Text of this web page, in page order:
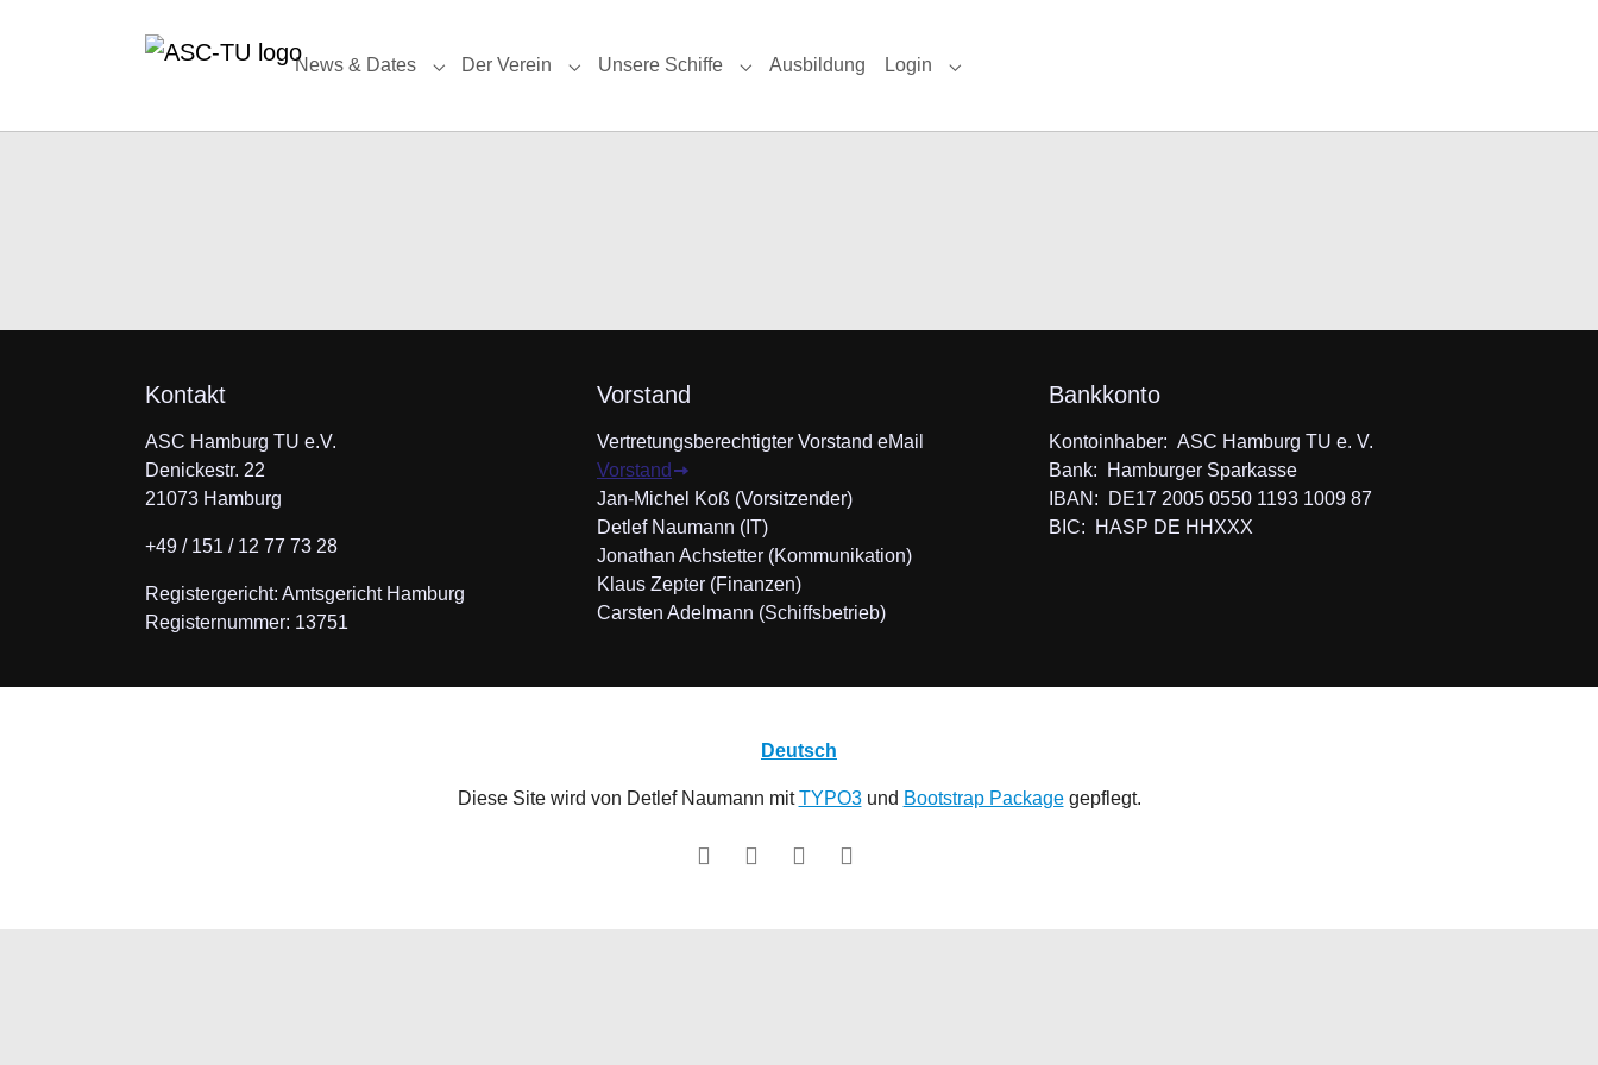
News & Dates
Submenu for "News & Dates"
Der Verein
Submenu for "Der Verein"
Unsere Schiffe
Submenu for "Unsere Schiffe"
Ausbildung Login
Submenu for "Login"
Kontakt
ASC Hamburg TU e.V.
Denickestr. 22
21073 Hamburg
+49 / 151 / 12 77 73 28
Registergericht: Amtsgericht Hamburg
Registernummer: 13751
Vorstand
Vertretungsberechtigter Vorstand eMail
Vorstand
Jan-Michel Koß (Vorsitzender)
Detlef Naumann (IT)
Jonathan Achstetter (Kommunikation)
Klaus Zepter (Finanzen)
Carsten Adelmann (Schiffsbetrieb)
Bankkonto
Kontoinhaber: ASC Hamburg TU e. V.
Bank: Hamburger Sparkasse
IBAN: DE17 2005 0550 1193 1009 87
BIC: HASP DE HHXXX
Deutsch
Diese Site wird von Detlef Naumann mitTYPO3und Bootstrap Packagegepflegt.
FacebookInstagramGitHubYouTube